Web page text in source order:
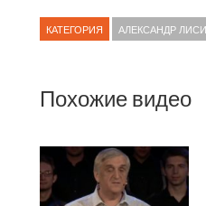
КАТЕГОРИЯ АЛЕКСАНДР
Похожие видео